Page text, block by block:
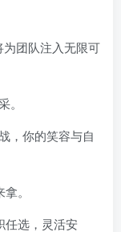
为团队注入无限可
，你的笑容与自
。
任选，灵活安